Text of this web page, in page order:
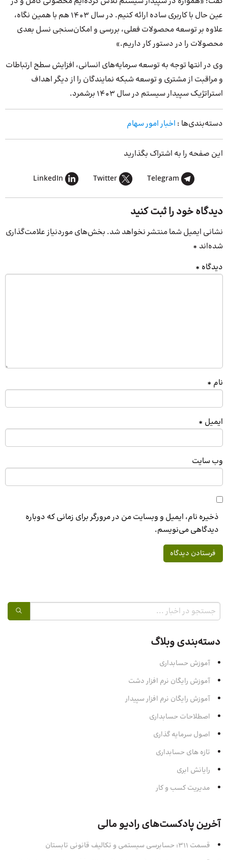
عین حال با کاربری ساده ارائه کنیم. در سال 1403 هم با همین نگاه،
علاوه بر توسعه محصولات فعلی، بررسی و امکان‌سنجی نسل بعدی
محصولات را در دستور کار داریم.»
وی در انتها توجه به توسعه سرمایه‌های انسانی، افزایش سطح ارتباطات
و مراقبت از مشتری و توسعه شبکه نمایندگان را از دیگر اهداف
استراتژیک سپیدار سیستم در سال 1403 برشمرد.
دسته‌بندی‌ها : اخبار امور سهام
این صفحه را به اشتراک بگذارید
Telegram
Twitter
LinkedIn
دیدگاه خود را ثبت کنید
نشانی ایمیل شما منتشر نخواهد شد. بخش‌های موردنیاز علامت‌گذاری
شده‌اند *
دیدگاه *
نام *
ایمیل *
وب‌ سایت
ذخیره نام، ایمیل و وبسایت من در مرورگر برای زمانی که دوباره
دیدگاهی می‌نویسم.
دسته‌بندی وبلاگ
آموزش حسابداری
آموزش رایگان نرم افزار دشت
آموزش رایگان نرم افزار سپیدار
اصطلاحات حسابداری
اصول سرمایه‌ گذاری
تازه های حسابداری
رایانش ابری
مدیریت کسب و کار
آخرین پادکست‌های رادیو مالی
قسمت 311: حسابرسی سیستمی و تکالیف قانونی تابستان